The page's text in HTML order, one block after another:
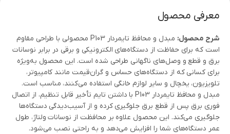
معرفی محصول
شرح محصول:
مبدل و محافظ تایمردار P103 محصولی با طراحی مقاوم
است که برای حفاظت از دستگاه‌های الکترونیکی و برقی در برابر نوسانات
برق و قطع و وصل‌های ناگهانی طراحی شده است. این محصول به‌ویژه
برای کسانی که از دستگاه‌های حساس و گران‌قیمت مانند کامپیوتر،
تلویزیون، یخچال و سایر لوازم خانگی استفاده می‌کنند، مناسب است.
مبدل و محافظ تایمردار P103 با داشتن تایم تأخیر قابل تنظیم، از اتصال
فوری برق پس از قطع برق جلوگیری کرده و از آسیب‌دیدگی دستگاه‌ها
جلوگیری می‌کند. این محصول علاوه بر محافظت از نوسانات ولتاژ، طول
عمر دستگاه‌های شما را افزایش می‌دهد و به راحتی نصب می‌شود.